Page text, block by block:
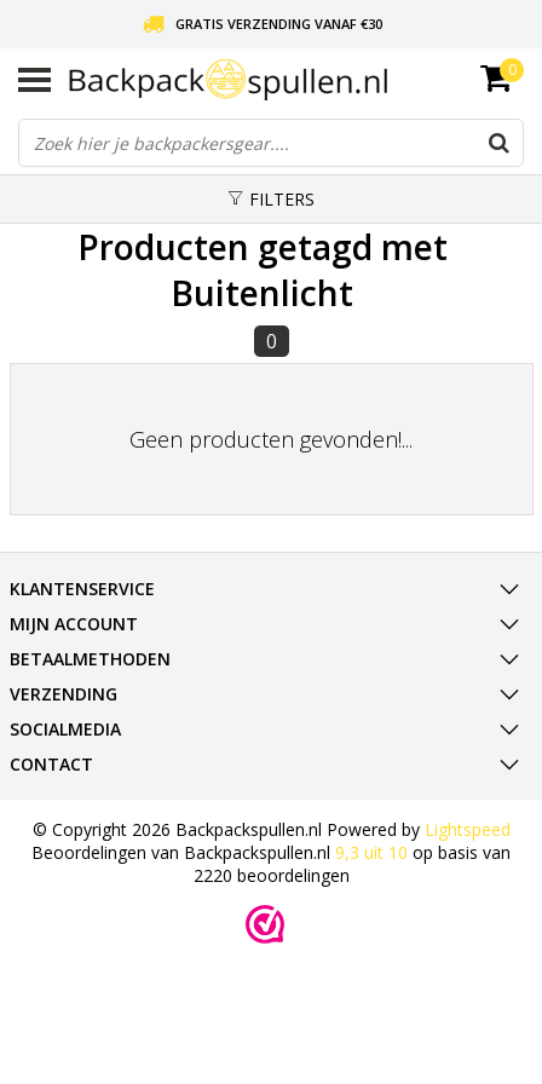
GRATIS VERZENDING VANAF €30
LIEFDE VOOR BACKPACKEN!
30 DAGEN GRATIS RETOUR
0
FILTERS
Producten getagd met
Buitenlicht
0
Geen producten gevonden!...
KLANTENSERVICE
MIJN ACCOUNT
BETAALMETHODEN
VERZENDING
SOCIALMEDIA
CONTACT
© Copyright 2026 Backpackspullen.nl Powered by Lightspeed
Beoordelingen van Backpackspullen.nl 9,3 uit 10 op basis van
2220 beoordelingen